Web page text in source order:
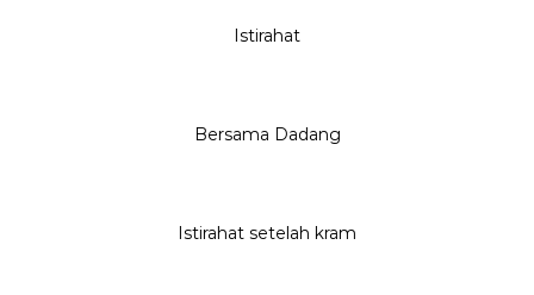
Istirahat
Bersama Dadang
Istirahat setelah kram